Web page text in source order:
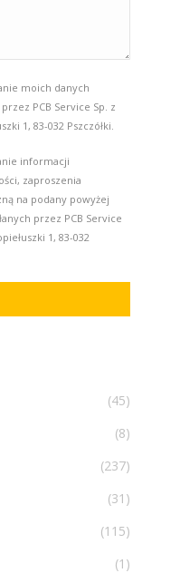
moich danych
PCB Service Sp. z
1, 83-032 Pszczółki.
informacji
zaproszenia
na podany powyżej
przez PCB Service
1, 83-032
(45)
(8)
(237)
(31)
(115)
(1)